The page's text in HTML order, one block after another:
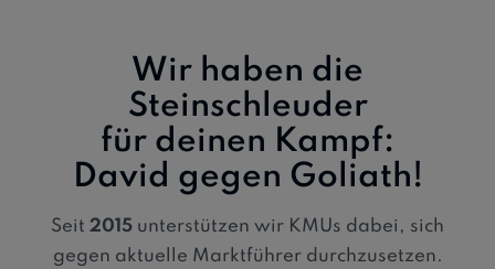
Wir haben die
Steinschleuder
für deinen Kampf:
David gegen Goliath!
Seit 2015 unterstützen wir KMUs dabei, sich
gegen aktuelle Marktführer durchzusetzen.